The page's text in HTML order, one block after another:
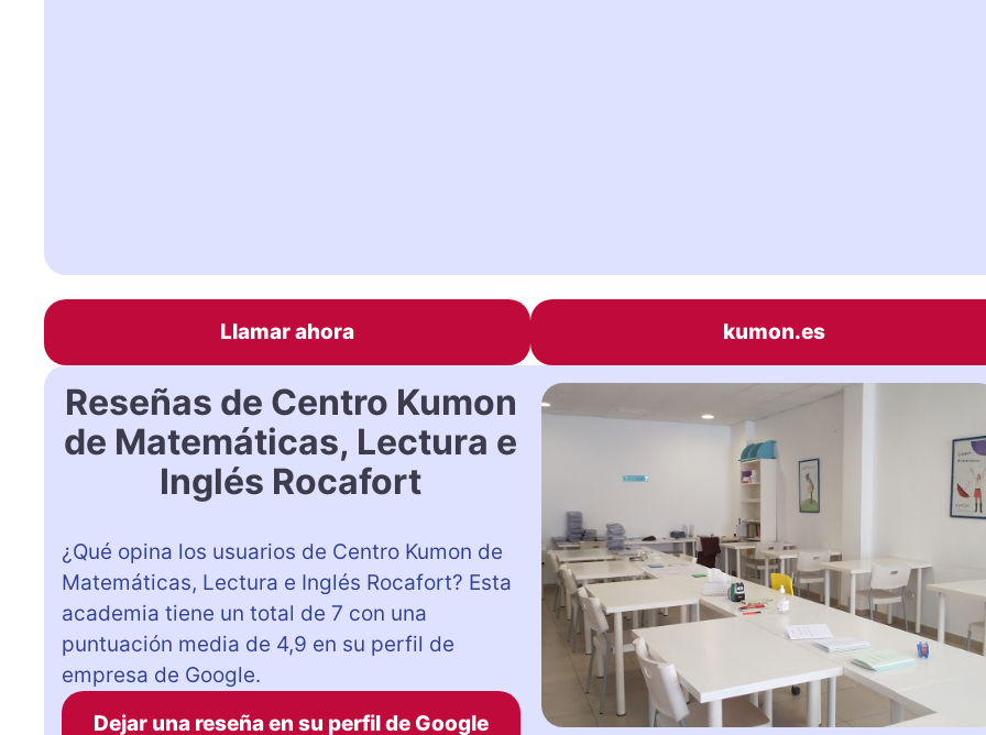
Llamar ahora kumon.es
Reseñas de Centro Kumon
de Matemáticas, Lectura e
Inglés Rocafort
¿Qué opina los usuarios de Centro Kumon de
Matemáticas, Lectura e Inglés Rocafort? Esta
academia tiene un total de 7 con una
puntuación media de 4,9 en su perfil de
empresa de Google.
Dejar una reseña en su perfil de Google